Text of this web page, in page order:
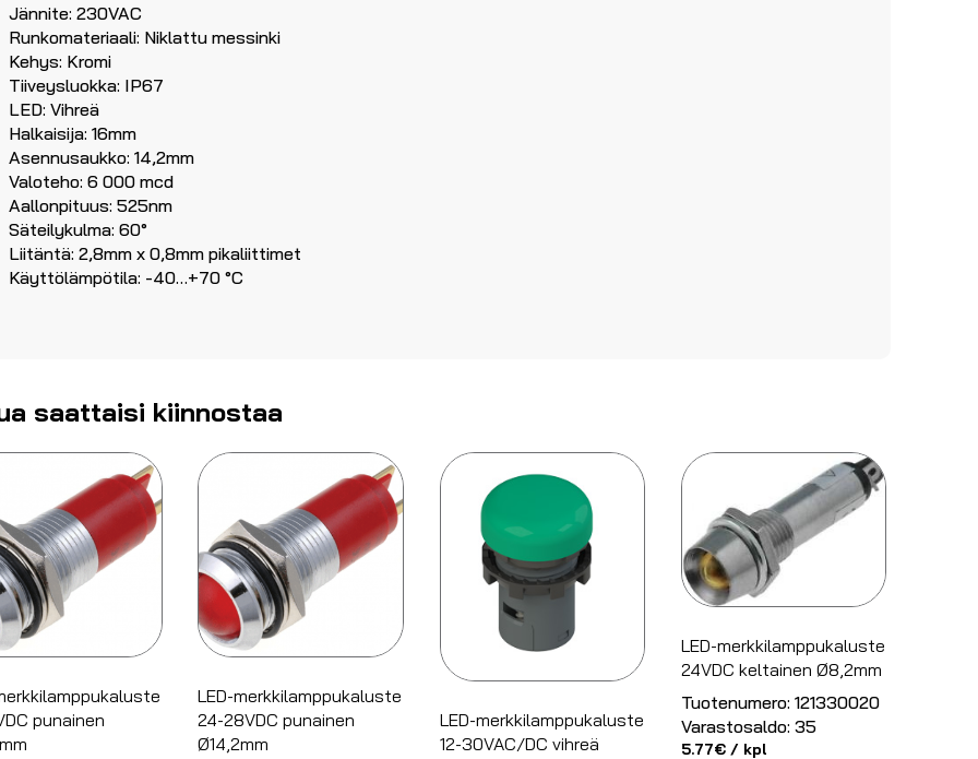
Jännite: 230VAC
Runkomateriaali: Niklattu messinki
Kehys: Kromi
Tiiveysluokka: IP67
LED: Vihreä
Halkaisija: 16mm
Asennusaukko: 14,2mm
Valoteho: 6 000 mcd
Aallonpituus: 525nm
Säteilykulma: 60°
Liitäntä: 2,8mm x 0,8mm pikaliittimet
Käyttölämpötila: -40…+70 °C
saattaisi kiinnostaa
punainen
LED-merkkilamppukaluste
24-28VDC punainen
Ø14,2mm
LED-merkkilamppukaluste
12-30VAC/DC vihreä
LED-merkkilamppukaluste
24VDC keltainen Ø8,2mm
Tuotenumero: 121330020
Varastosaldo: 35
5.77€/ kpl